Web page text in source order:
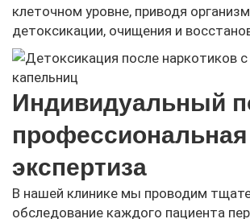
клеточном уровне, приводя
детоксикации, очищения и
Индивидуальный
профессиональная
экспертиза
В нашей клинике мы проводим
обследование каждого пациента